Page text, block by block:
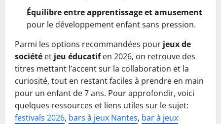
Équilibre entre apprentissage et amusement
pour le développement enfant sans pression.
Parmi les options recommandées pour jeux de
société et jeu éducatifen 2026, on retrouve des
titres mettant l’accent sur la collaboration et la
curiosité, tout en restant faciles à prendre en main
pour un enfant de 7 ans. Pour approfondir, voici
quelques ressources et liens utiles sur le sujet:
festivals 2026, bars à jeux Nantes, bar à jeux